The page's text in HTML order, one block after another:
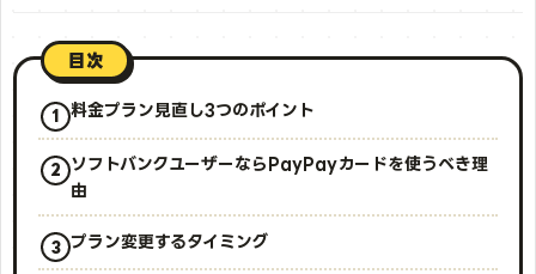
目次
料金プラン見直し3つのポイント
ソフトバンクユーザーならPayPayカードを使うべき理
由
プラン変更するタイミング